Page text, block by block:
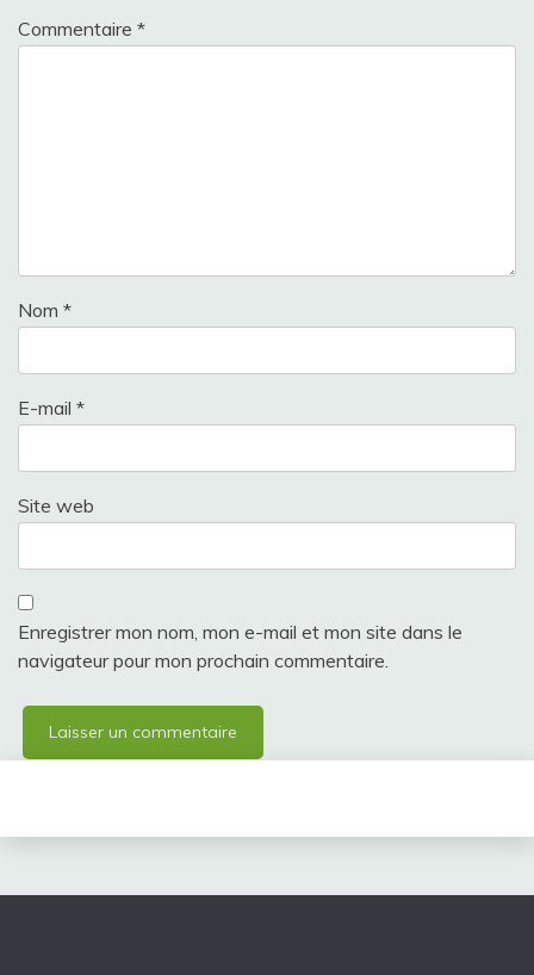
Commentaire *
Nom *
E-mail *
Site web
Enregistrer mon nom, mon e-mail et mon site dans le
navigateur pour mon prochain commentaire.